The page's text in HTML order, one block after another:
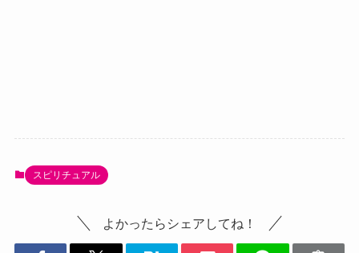
スピリチュアル
よかったらシェアしてね！